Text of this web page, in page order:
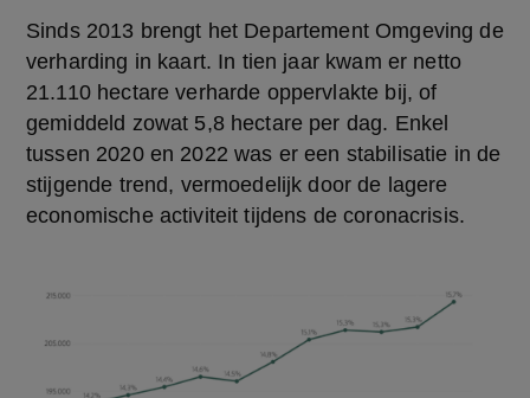
Sinds 2013 brengt het Departement Omgeving de
verharding in kaart. In tien jaar kwam er netto
21.110 hectare verharde oppervlakte bij, of
gemiddeld zowat 5,8 hectare per dag. Enkel
tussen 2020 en 2022 was er een stabilisatie in de
stijgende trend, vermoedelijk door de lagere
economische activiteit tijdens de coronacrisis.